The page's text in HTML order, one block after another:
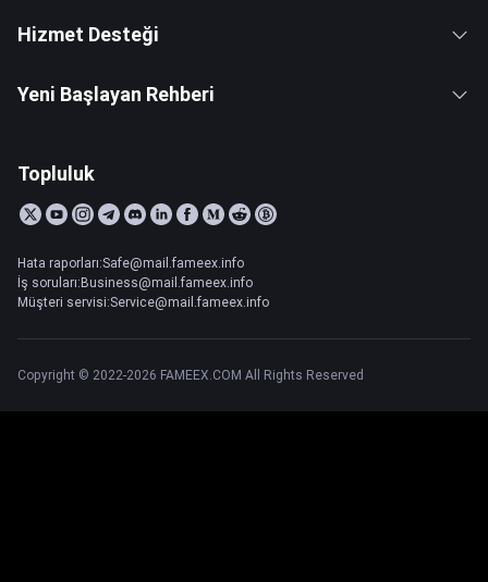
Hizmet Desteği
Yeni Başlayan Rehberi
Topluluk
Hata raporları:Safe@mail.fameex.info
İş soruları:Business@mail.fameex.info
Müşteri servisi:Service@mail.fameex.info
Copyright © 2022-2026 FAMEEX.COM All Rights Reserved